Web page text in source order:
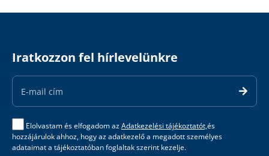
Iratkozzon fel hírlevelünkre
Email
Address
Elolvastam és elfogadom azAdatkezelési tájékoztatót,és
hozzájárulok ahhoz, hogy az adatkezelő a megadott személyes
adataimat a tájékoztatóban foglaltak szerint kezelje.